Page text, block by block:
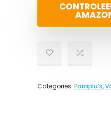
Categories: Paraplu’s,